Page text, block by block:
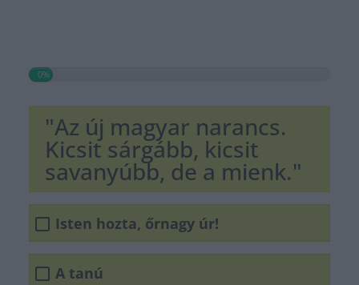
0%
"Az új magyar narancs.
Kicsit sárgább, kicsit
savanyúbb, de a mienk."
Isten hozta, őrnagy úr!
A tanú